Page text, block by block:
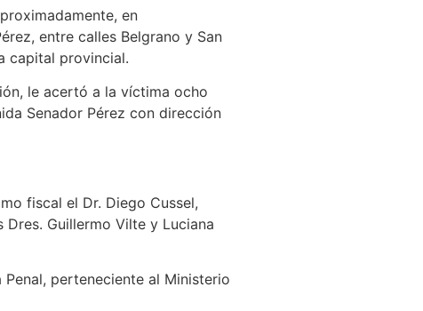
en
entre calles Belgrano y San
capital provincial.
le acertó a la víctima ocho
Senador Pérez con dirección
fiscal el Dr. Diego Cussel,
Guillermo Vilte y Luciana
perteneciente al Ministerio